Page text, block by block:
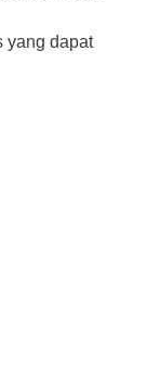
yang dapat